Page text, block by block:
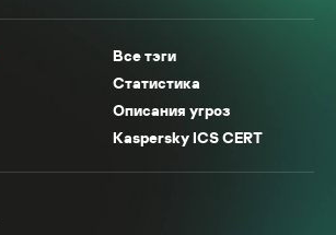
Все тэги
Статистика
Описания угроз
Kaspersky ICS CERT